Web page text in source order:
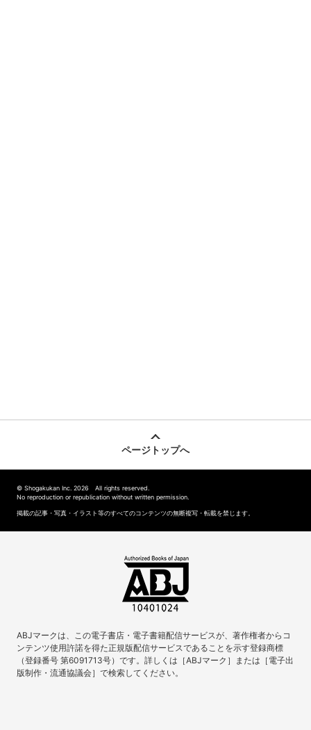
ページトップへ
© Shogakukan Inc. 2026 All rights reserved.
No reproduction or republication without written permission.
掲載の記事・写真・イラスト等のすべてのコンテンツの無断複写・転載を禁じます。
ABJマークは、この電子書店・電子書籍配信サービスが、著作権者からコ
ンテンツ使用許諾を得た正規版配信サービスであることを示す登録商標
（登録番号 第6091713号）です。詳しくは［ABJマーク］または［電子出
版制作・流通協議会］で検索してください。